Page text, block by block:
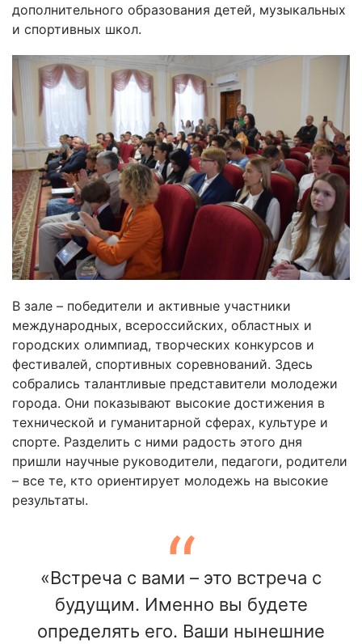
дополнительного образования детей, музыкальных
и спортивных школ.
В зале – победители и активные участники
международных, всероссийских, областных и
городских олимпиад, творческих конкурсов и
фестивалей, спортивных соревнований. Здесь
собрались талантливые представители молодежи
города. Они показывают высокие достижения в
технической и гуманитарной сферах, культуре и
спорте. Разделить с ними радость этого дня
пришли научные руководители, педагоги, родители
– все те, кто ориентирует молодежь на высокие
результаты.
«Встреча с вами – это встреча с
будущим. Именно вы будете
определять его. Ваши нынешние